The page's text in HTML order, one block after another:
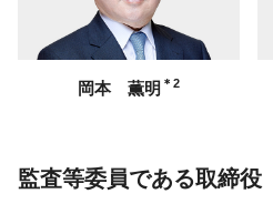
岡本 薫明 ＊2
監査等委員である取締役